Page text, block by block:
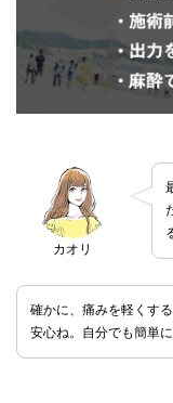
カオリ
確かに、痛みを軽くす
安心ね。自分でも簡単